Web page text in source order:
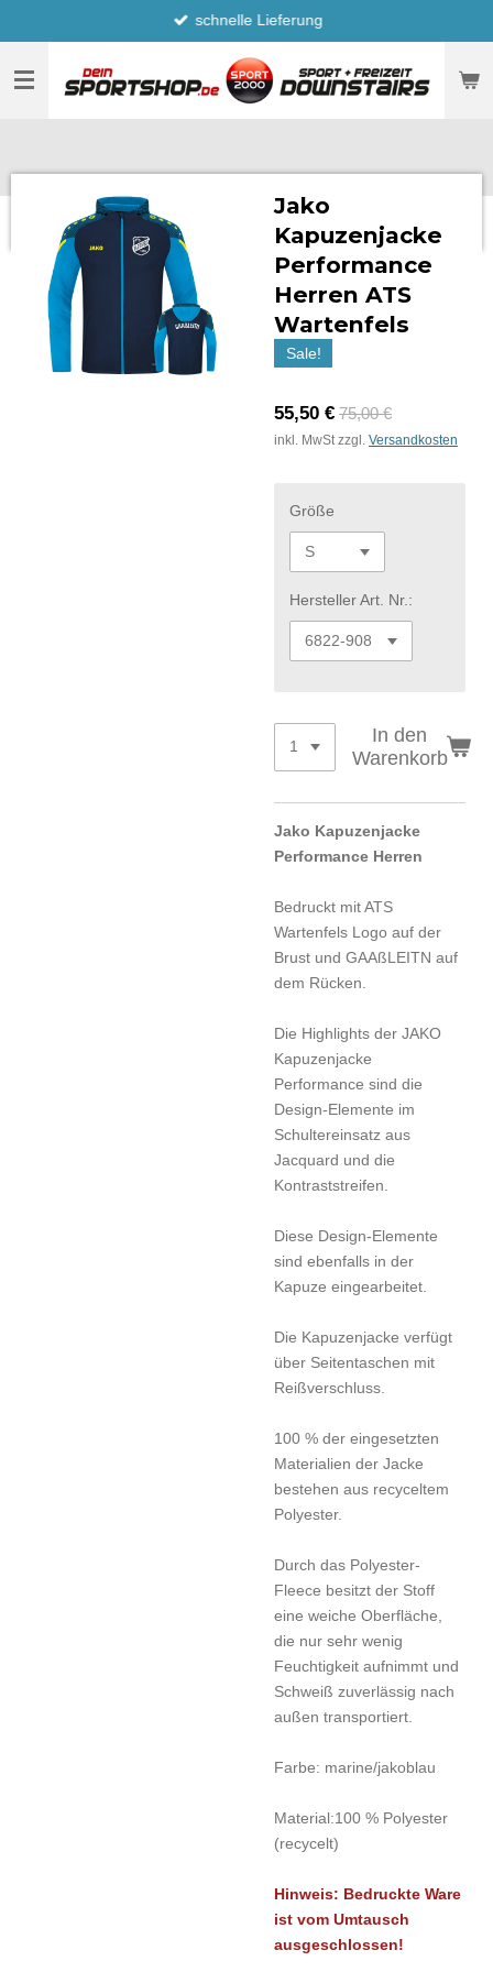
Hauptinhalt
springen
schnelle Lieferung
Jako
Kapuzenjacke
Performance
Herren ATS
Wartenfels
Sale!
55,50 € 75,00 €
inkl. MwSt zzgl. Versandkosten
Größe
Hersteller Art. Nr.:
In den
Warenkorb
Jako Kapuzenjacke
Performance Herren
Bedruckt mit ATS
Wartenfels Logo auf der
Brust und GAAßLEITN auf
dem Rücken.
Die Highlights der JAKO
Kapuzenjacke
Performance sind die
Design-Elemente im
Schultereinsatz aus
Jacquard und die
Kontraststreifen.
Diese Design-Elemente
sind ebenfalls in der
Kapuze eingearbeitet.
Die Kapuzenjacke verfügt
über Seitentaschen mit
Reißverschluss.
100 % der eingesetzten
Materialien der Jacke
bestehen aus recyceltem
Polyester.
Durch das Polyester-
Fleece besitzt der Stoff
eine weiche Oberfläche,
die nur sehr wenig
Feuchtigkeit aufnimmt und
Schweiß zuverlässig nach
außen transportiert.
Farbe: marine/jakoblau
Material:100 % Polyester
(recycelt)
Hinweis: Bedruckte Ware
ist vom Umtausch
ausgeschlossen!